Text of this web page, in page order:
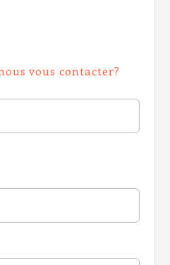
vous contacter?